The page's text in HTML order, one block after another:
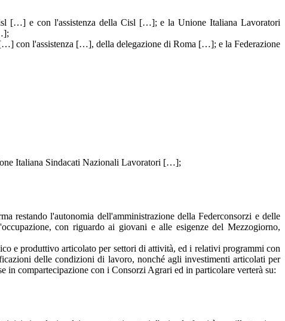
[…] e con l'assistenza della Cisl […]; e la Unione Italiana Lavoratori
con l'assistenza […], della delegazione di Roma […]; e la Federazione
Italiana Sindacati Nazionali Lavoratori […];
restando l'autonomia dell'amministrazione della Federconsorzi e delle
con riguardo ai giovani e alle esigenze del Mezzogiorno,
e produttivo articolato per settori di attività, ed i relativi programmi con
delle condizioni di lavoro, nonché agli investimenti articolati per
in compartecipazione con i Consorzi Agrari ed in particolare verterà su: